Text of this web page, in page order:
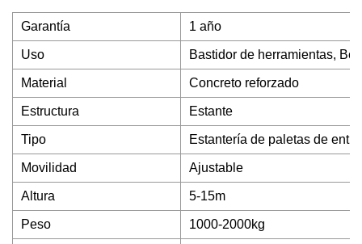
Garantía 1 año
Uso Bastidor de herramientas,
Material Concreto reforzado
Estructura Estante
Tipo Estantería de paletas de
Movilidad Ajustable
Altura 5-15m
Peso 1000-2000kg